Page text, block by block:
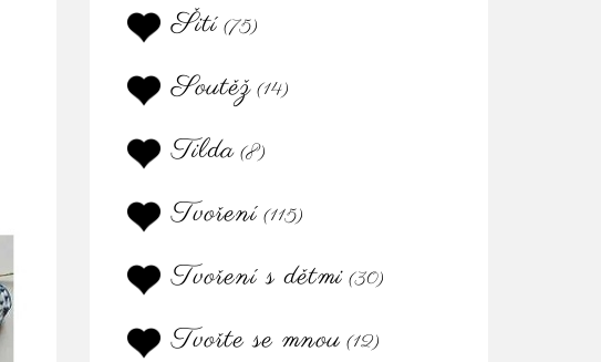
Šití (75)
Soutěž (14)
Tilda (8)
Tvoření (115)
Tvoření s dětmi (30)
Tvořte se mnou (12)